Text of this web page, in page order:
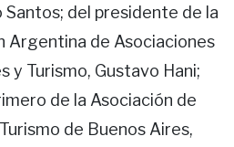
Santos; del presidente de la
Argentina de Asociaciones
y Turismo, Gustavo Hani;
de la Asociación de
de Buenos Aires,